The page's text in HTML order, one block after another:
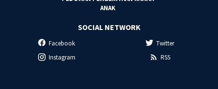
ANAK
SOCIAL NETWORK
Facebook
Twitter
Instagram
RSS